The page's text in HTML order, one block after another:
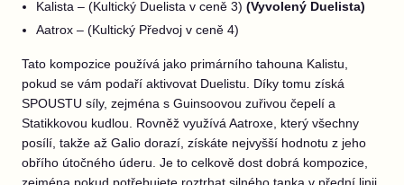
Kalista – (Kultický Duelista v ceně 3) (Vyvolený Duelista)
Aatrox – (Kultický Předvoj v ceně 4)
Tato kompozice používá jako primárního tahouna Kalistu,
pokud se vám podaří aktivovat Duelistu. Díky tomu získá
SPOUSTU síly, zejména s Guinsoovou zuřivou čepelí a
Statikkovou kudlou. Rovněž využívá Aatroxe, který všechny
posílí, takže až Galio dorazí, získáte nejvyšší hodnotu z jeho
obřího útočného úderu. Je to celkově dost dobrá kompozice,